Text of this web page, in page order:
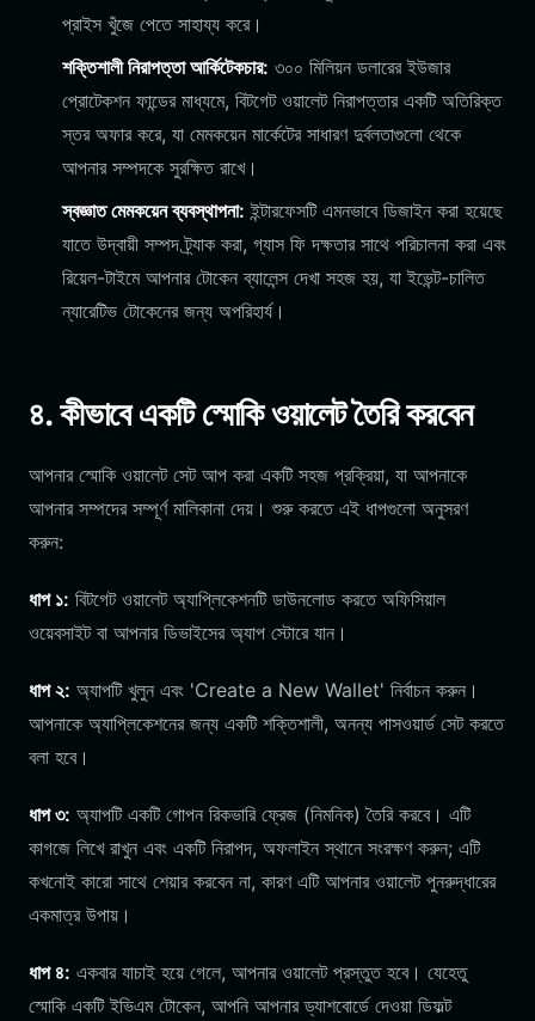
প্রাইস খুঁজে পেতে সাহায্য করে।
শক্তিশালী নিরাপত্তা আর্কিটেকচার: ৩০০ মিলিয়ন ডলারের ইউজার
প্রোটেকশন ফান্ডের মাধ্যমে, বিটগেট ওয়ালেট নিরাপত্তার একটি অতিরিক্ত
স্তর অফার করে, যা মেমকয়েন মার্কেটের সাধারণ দুর্বলতাগুলো থেকে
আপনার সম্পদকে সুরক্ষিত রাখে।
স্বজ্ঞাত মেমকয়েন ব্যবস্থাপনা: ইন্টারফেসটি এমনভাবে ডিজাইন করা হয়েছে
যাতে উদ্বায়ী সম্পদ ট্র্যাক করা, গ্যাস ফি দক্ষতার সাথে পরিচালনা করা এবং
রিয়েল-টাইমে আপনার টোকেন ব্যালেন্স দেখা সহজ হয়, যা ইভেন্ট-চালিত
ন্যারেটিভ টোকেনের জন্য অপরিহার্য।
৪. কীভাবে একটি স্মোকি ওয়ালেট তৈরি করবেন
আপনার স্মোকি ওয়ালেট সেট আপ করা একটি সহজ প্রক্রিয়া, যা আপনাকে
আপনার সম্পদের সম্পূর্ণ মালিকানা দেয়। শুরু করতে এই ধাপগুলো অনুসরণ
করুন:
ধাপ ১: বিটগেট ওয়ালেট অ্যাপ্লিকেশনটি ডাউনলোড করতে অফিসিয়াল
ওয়েবসাইট বা আপনার ডিভাইসের অ্যাপ স্টোরে যান।
ধাপ ২: অ্যাপটি খুলুন এবং 'Create a New Wallet' নির্বাচন করুন।
আপনাকে অ্যাপ্লিকেশনের জন্য একটি শক্তিশালী, অনন্য পাসওয়ার্ড সেট করতে
বলা হবে।
ধাপ ৩: অ্যাপটি একটি গোপন রিকভারি ফ্রেজ (নিমনিক) তৈরি করবে। এটি
কাগজে লিখে রাখুন এবং একটি নিরাপদ, অফলাইন স্থানে সংরক্ষণ করুন; এটি
কখনোই কারো সাথে শেয়ার করবেন না, কারণ এটি আপনার ওয়ালেট পুনরুদ্ধারের
একমাত্র উপায়।
ধাপ ৪: একবার যাচাই হয়ে গেলে, আপনার ওয়ালেট প্রস্তুত হবে। যেহেতু
স্মোকি একটি ইভিএম টোকেন, আপনি আপনার ড্যাশবোর্ডে দেওয়া ডিফল্ট